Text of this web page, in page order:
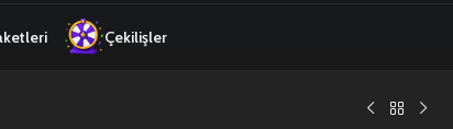
Çekilişler